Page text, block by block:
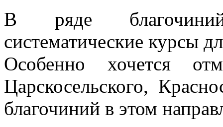
В ряде
систематические курсы
Особенно хочется
Царскосельского,
благочиний в этом